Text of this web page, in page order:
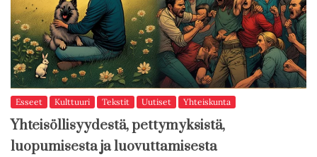
Esseet Kulttuuri Tekstit Uutiset Yhteiskunta
Yhteisöllisyydestä, pettymyksistä,
luopumisesta ja luovuttamisesta